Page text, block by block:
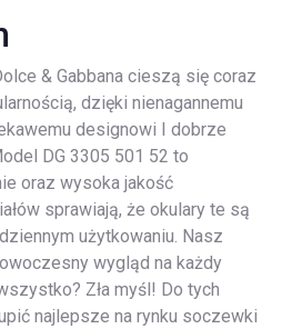
& Gabbana cieszą się coraz
dzięki nienagannemu
designowi I dobrze
DG 3305 501 52 to
oraz wysoka jakość
sprawiają, że okulary te są
użytkowaniu. Nasz
wygląd na każdy
Zła myśl! Do tych
najlepsze na rynku soczewki